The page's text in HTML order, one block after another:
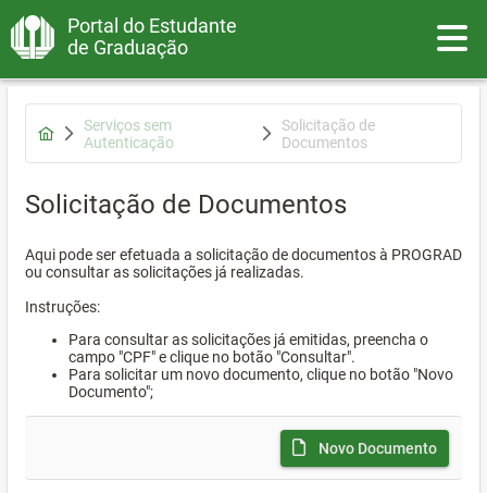
Portal do Estudante
de Graduação
Serviços sem
Autenticação
Solicitação de
Documentos
Solicitação de Documentos
Aqui pode ser efetuada a solicitação de documentos à PROGRAD
ou consultar as solicitações já realizadas.
Instruções:
Para consultar as solicitações já emitidas, preencha o
campo "CPF" e clique no botão "Consultar".
Para solicitar um novo documento, clique no botão "Novo
Documento";
Novo Documento